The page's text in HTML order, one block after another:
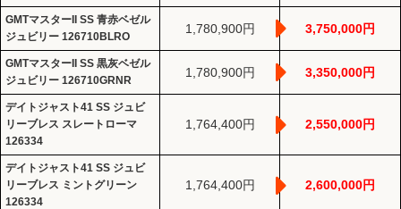
GMTマスターII SS 青赤ベゼル
ジュビリー 126710BLRO
1,780,900円 3,750,000円
GMTマスターII SS 黒灰ベゼル
ジュビリー 126710GRNR
1,780,900円 3,350,000円
デイトジャスト41 SS ジュビ
リーブレス スレートローマ
126334
1,764,400円 2,550,000円
デイトジャスト41 SS ジュビ
リーブレス ミントグリーン
126334
1,764,400円 2,600,000円